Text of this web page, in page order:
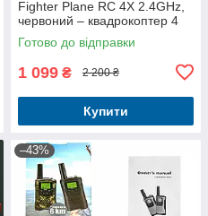
Fighter Plane RC 4X 2.4GHz,
червоний – квадрокоптер 4
канали
Готово до відправки
1 099 ₴ 2 200 ₴
Купити
–43%